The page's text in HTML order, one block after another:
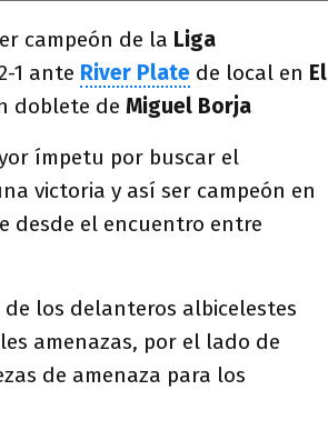
campeón de la Liga
1 ante River Plate de local en El
doblete de Miguel Borja
ímpetu por buscar el
victoria y así ser campeón en
desde el encuentro entre
los delanteros albicelestes
amenazas, por el lado de
de amenaza para los